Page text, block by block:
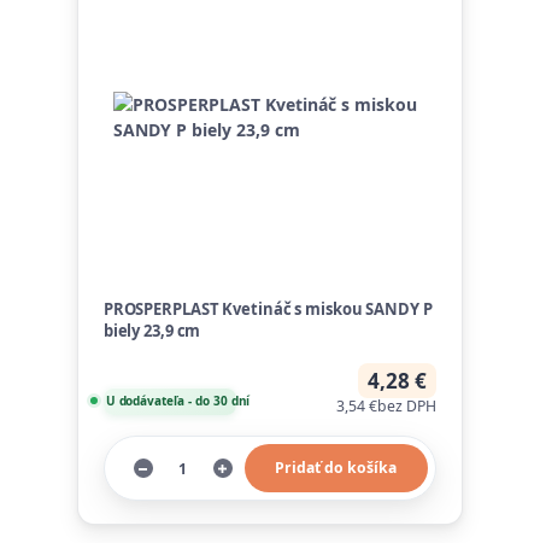
PROSPERPLAST Kvetináč s miskou SANDY P
biely 23,9 cm
4,28 €
3,54 €bez DPH
U dodávateľa - do 30 dní
Pridať do košíka